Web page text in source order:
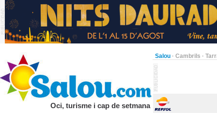
Salou · Cambrils ·
Oci, turisme i cap de setmana